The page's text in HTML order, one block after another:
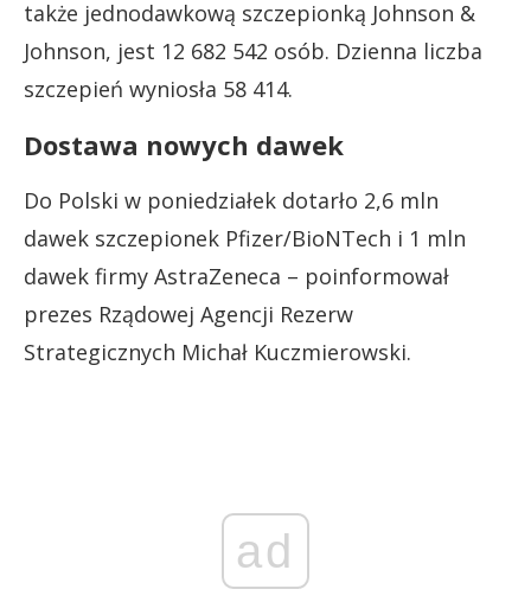
także jednodawkową szczepionką Johnson &
Johnson, jest 12 682 542 osób. Dzienna liczba
szczepień wyniosła 58 414.
Dostawa nowych dawek
Do Polski w poniedziałek dotarło 2,6 mln
dawek szczepionek Pfizer/BioNTech i 1 mln
dawek firmy AstraZeneca – poinformował
prezes Rządowej Agencji Rezerw
Strategicznych Michał Kuczmierowski.
ad